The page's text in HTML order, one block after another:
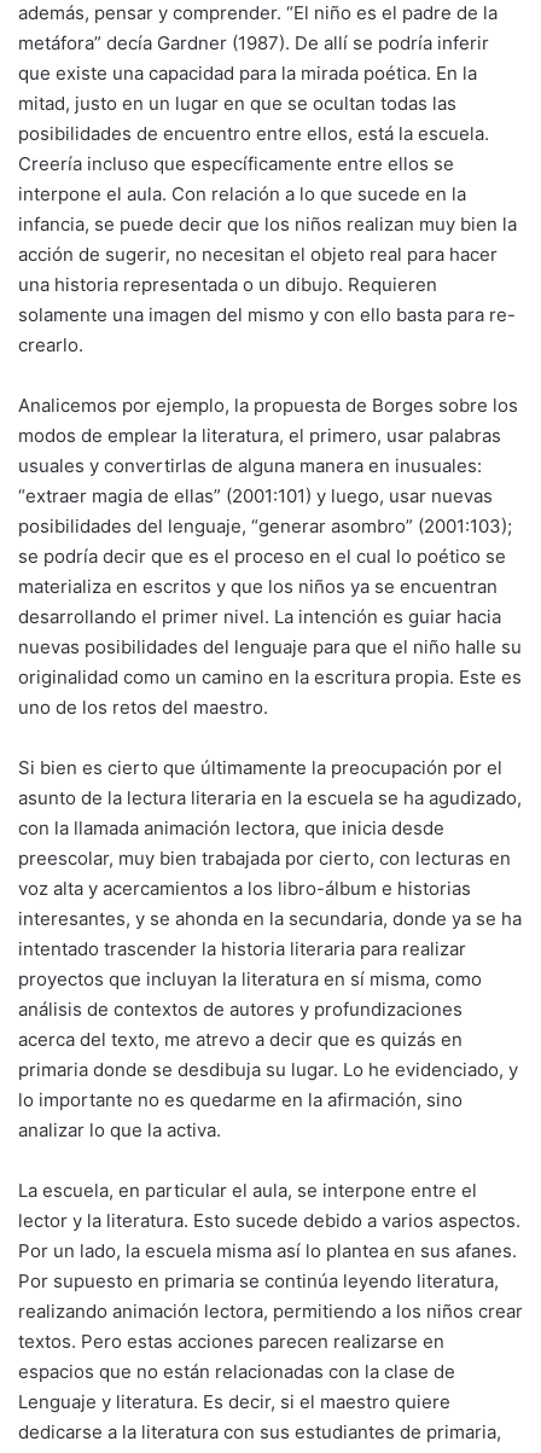
además, pensar y comprender. “El niño es el padre de la
metáfora” decía Gardner (1987). De allí se podría inferir
que existe una capacidad para la mirada poética. En la
mitad, justo en un lugar en que se ocultan todas las
posibilidades de encuentro entre ellos, está la escuela.
Creería incluso que específicamente entre ellos se
interpone el aula. Con relación a lo que sucede en la
infancia, se puede decir que los niños realizan muy bien la
acción de sugerir, no necesitan el objeto real para hacer
una historia representada o un dibujo. Requieren
solamente una imagen del mismo y con ello basta para re-
crearlo.
Analicemos por ejemplo, la propuesta de Borges sobre los
modos de emplear la literatura, el primero, usar palabras
usuales y convertirlas de alguna manera en inusuales:
“extraer magia de ellas” (2001:101) y luego, usar nuevas
posibilidades del lenguaje, “generar asombro” (2001:103);
se podría decir que es el proceso en el cual lo poético se
materializa en escritos y que los niños ya se encuentran
desarrollando el primer nivel. La intención es guiar hacia
nuevas posibilidades del lenguaje para que el niño halle su
originalidad como un camino en la escritura propia. Este es
uno de los retos del maestro.
Si bien es cierto que últimamente la preocupación por el
asunto de la lectura literaria en la escuela se ha agudizado,
con la llamada animación lectora, que inicia desde
preescolar, muy bien trabajada por cierto, con lecturas en
voz alta y acercamientos a los libro-álbum e historias
interesantes, y se ahonda en la secundaria, donde ya se ha
intentado trascender la historia literaria para realizar
proyectos que incluyan la literatura en sí misma, como
análisis de contextos de autores y profundizaciones
acerca del texto, me atrevo a decir que es quizás en
primaria donde se desdibuja su lugar. Lo he evidenciado, y
lo importante no es quedarme en la afirmación, sino
analizar lo que la activa.
La escuela, en particular el aula, se interpone entre el
lector y la literatura. Esto sucede debido a varios aspectos.
Por un lado, la escuela misma así lo plantea en sus afanes.
Por supuesto en primaria se continúa leyendo literatura,
realizando animación lectora, permitiendo a los niños crear
textos. Pero estas acciones parecen realizarse en
espacios que no están relacionadas con la clase de
Lenguaje y literatura. Es decir, si el maestro quiere
dedicarse a la literatura con sus estudiantes de primaria,